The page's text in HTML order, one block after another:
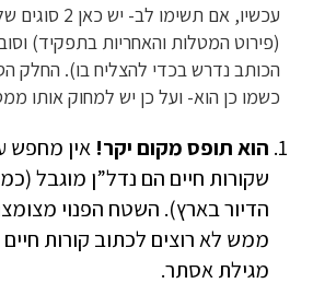
עכשיו, אם
(פירוט המטלות והאחריות בתפקיד)
הכותב נדרש בכדי להצליח בו). החלק
כשמו כן הוא- ועל כן יש למחוק אותו
הוא תופס מקום יקר! אין מחפש
שקורות חיים הם נדל”ן מוגבל
הדיור בארץ). השטח הפנוי
ממש לא רוצים לכתוב קורות
מגילת אסתר.